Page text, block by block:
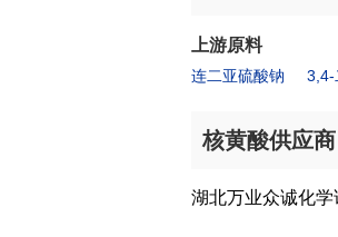
上游原料
连二亚硫酸钠 3,4-
核黄酸供应商
湖北万业众诚化学